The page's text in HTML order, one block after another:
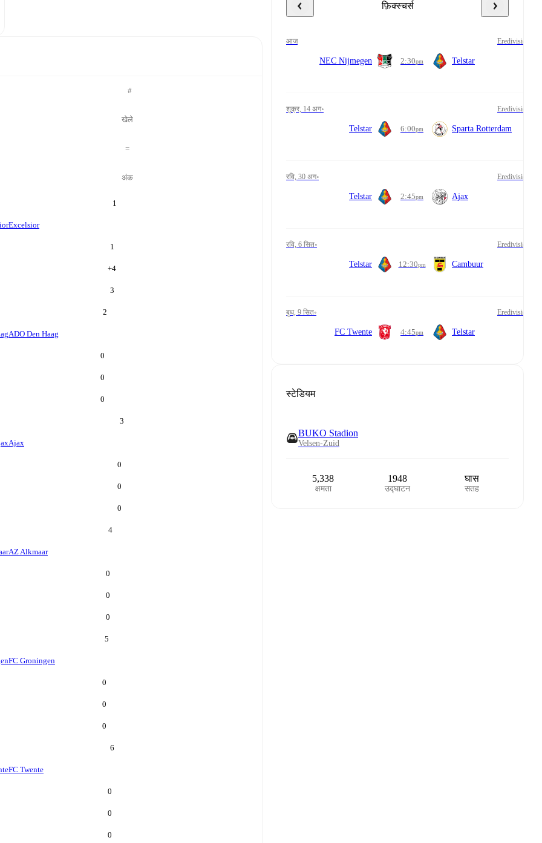
#
खेले
=
अंक
1
Excelsior
1
+4
3
2
ADO Den Haag
0
0
0
3
Ajax
0
0
0
4
AZ Alkmaar
0
0
0
5
FC Groningen
0
0
0
6
FC Twente
0
0
0
फ़िक्स्चर्स
आज Eredivisie
NEC Nijmegen 2:30pm Telstar
शुक्र, 14 अग॰ Eredivisie
Telstar 6:00pm Sparta Rotterdam
रवि, 30 अग॰ Eredivisie
Telstar 2:45pm Ajax
रवि, 6 सित॰ Eredivisie
Telstar 12:30pm Cambuur
बुध, 9 सित॰ Eredivisie
FC Twente 4:45pm Telstar
स्टेडियम
BUKO Stadion
Velsen-Zuid
5,338
क्षमता
1948
उद्घाटन
घास
सतह